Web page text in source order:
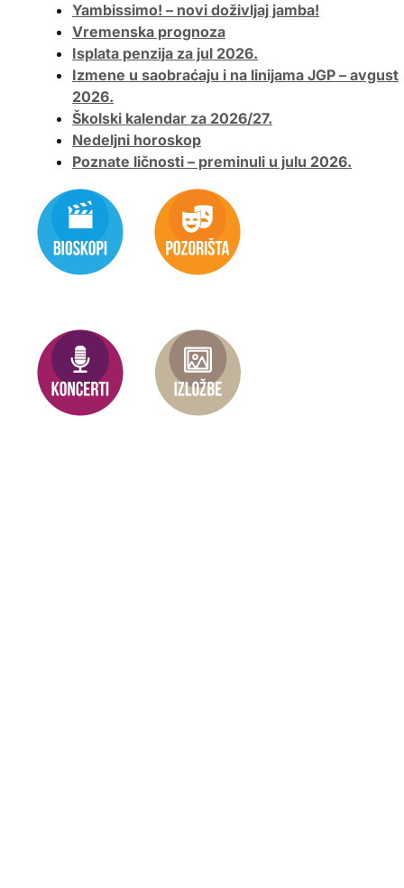
Yambissimo! – novi doživljaj jamba!
Vremenska prognoza
Isplata penzija za jul 2026.
Izmene u saobraćaju i na linijama JGP – avgust
2026.
Školski kalendar za 2026/27.
Nedeljni horoskop
Poznate ličnosti – preminuli u julu 2026.